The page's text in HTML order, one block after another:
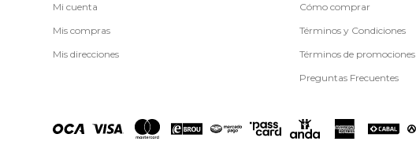
Mi cuenta
Mis compras
Mis direcciones
Cómo comprar
Términos y Condiciones
Términos de promociones
Preguntas Frecuentes